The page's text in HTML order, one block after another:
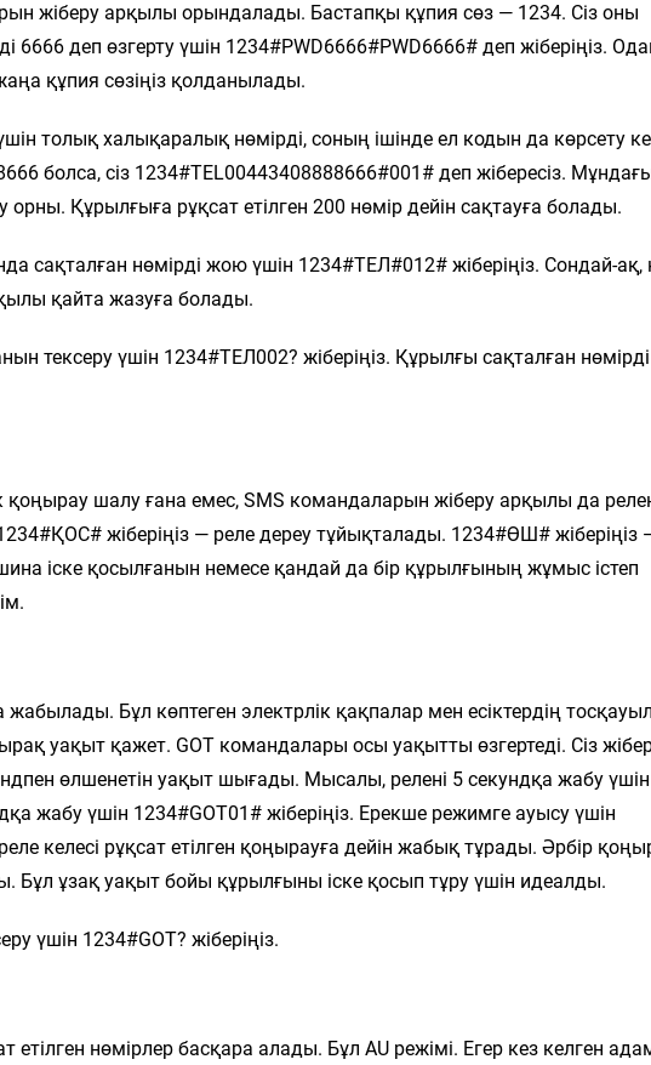
жіберу арқылы орындалады. Бастапқы құпия сөз — 1234. Сіз оны
6666 деп өзгерту үшін 1234#PWD6666#PWD6666# деп жіберіңіз.
құпия сөзіңіз қолданылады.
толық халықаралық нөмірді, соның ішінде ел кодын да көрсету
болса, сіз 1234#TEL00443408888666#001# деп жібересіз.
Құрылғыға рұқсат етілген 200 нөмір дейін сақтауға болады.
сақталған нөмірді жою үшін 1234#ТЕЛ#012# жіберіңіз. Сондай-ақ,
қайта жазуға болады.
тексеру үшін 1234#ТЕЛ002? жіберіңіз. Құрылғы сақталған
шалу ғана емес, SMS командаларын жіберу арқылы да
жіберіңіз — реле дереу тұйықталады. 1234#ӨШ# жіберіңіз
іске қосылғанын немесе қандай да бір құрылғының жұмыс істеп
Бұл көптеген электрлік қақпалар мен есіктердің
уақыт қажет. GOT командалары осы уақытты өзгертеді. Сіз
өлшенетін уақыт шығады. Мысалы, релені 5 секундқа жабу үшін
жабу үшін 1234#GOT01# жіберіңіз. Ерекше режимге ауысу үшін
келесі рұқсат етілген қоңырауға дейін жабық тұрады. Әрбір
Бұл ұзақ уақыт бойы құрылғыны іске қосып тұру үшін идеалды.
үшін 1234#GOT? жіберіңіз.
нөмірлер басқара алады. Бұл AU режімі. Егер кез келген